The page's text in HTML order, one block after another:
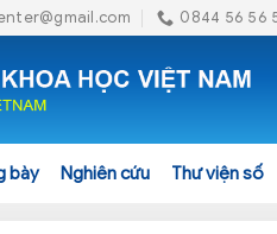
0844 56 56
bày Nghiên cứu Thư viện số